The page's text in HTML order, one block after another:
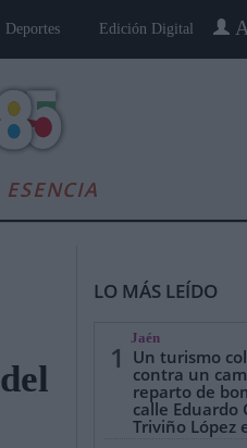
Deportes Edición Digital
Jaén, Pueblo a Pueblo
LO MÁS LEÍDO
1
Jaén
Un turismo
contra un
reparto de
calle Eduardo
Triviño López